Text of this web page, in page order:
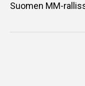
Suomen MM-